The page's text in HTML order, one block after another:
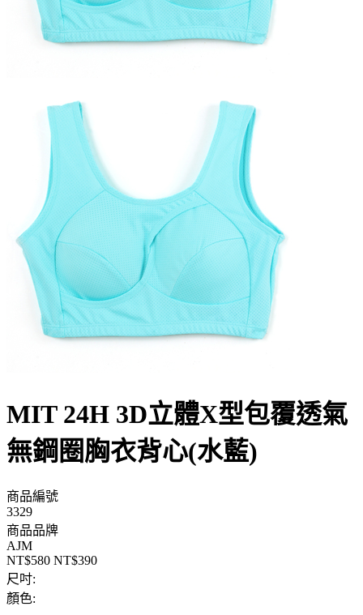
MIT 24H 3D立體X型包覆透氣
無鋼圈胸衣背心(水藍)
商品編號
3329
商品品牌
AJM
NT$580 NT$390
尺吋:
顏色: